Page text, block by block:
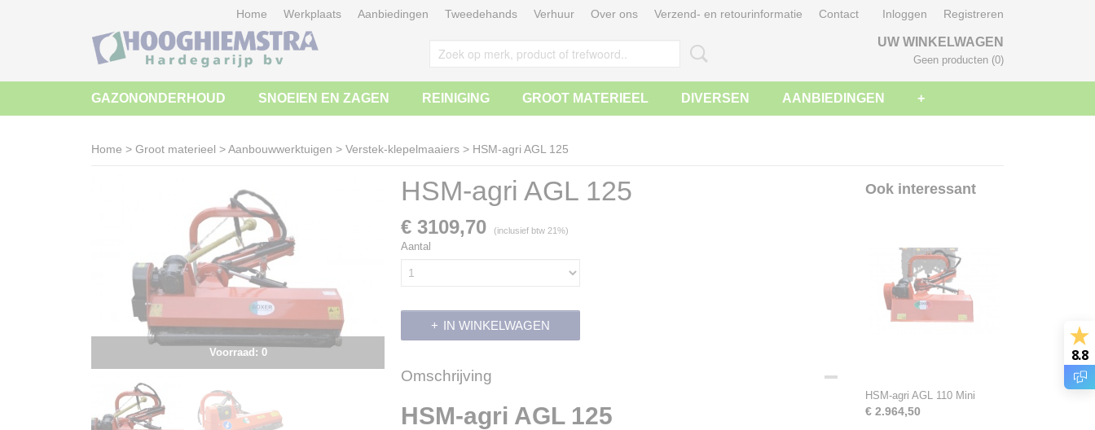
Home Werkplaats Aanbiedingen Tweedehands Verhuur Over ons Verzend- en retourinformatie Contact Inloggen Registreren
UW WINKELWAGEN
Geen producten (0)
GAZONONDERHOUD SNOEIEN EN ZAGEN REINIGING GROOT MATERIEEL DIVERSEN AANBIEDINGEN +
Home > Groot materieel >Aanbouwwerktuigen > Verstek-klepelmaaiers > HSM-agri AGL 125
Voorraad: 0
HSM-agri AGL 125
€ 3109,70 (inclusief btw 21%)
Aantal
IN WINKELWAGEN
Omschrijving
HSM-agri AGL 125
Ook interessant
HSM-agri AGL 110 Mini
€ 2.964,50
8.8